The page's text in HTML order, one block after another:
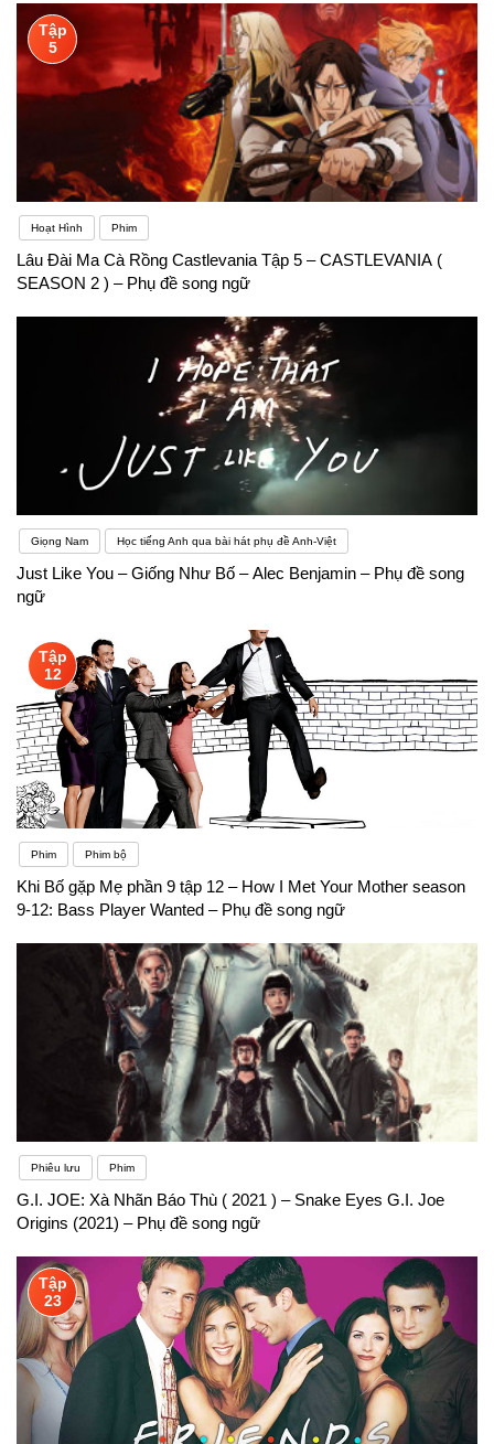
Tập
5
Hoạt Hình Phim
Lâu Đài Ma Cà Rồng Castlevania Tập 5 – CASTLEVANIA (
SEASON 2 ) – Phụ đề song ngữ
Giọng Nam Học tiếng Anh qua bài hát phụ đề Anh-Việt
Just Like You – Giống Như Bố – Alec Benjamin – Phụ đề song
ngữ
Tập
12
Phim Phim bộ
Khi Bố gặp Mẹ phần 9 tập 12 – How I Met Your Mother season
9-12: Bass Player Wanted – Phụ đề song ngữ
Phiêu lưu Phim
G.I. JOE: Xà Nhãn Báo Thù ( 2021 ) – Snake Eyes G.I. Joe
Origins (2021) – Phụ đề song ngữ
Tập
23